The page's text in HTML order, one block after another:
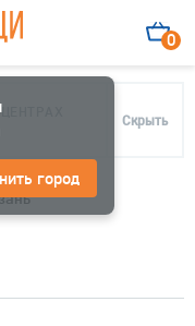
город
0
Скрыть